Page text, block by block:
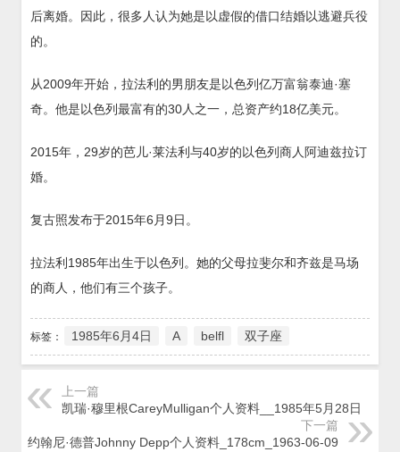
后离婚。因此，很多人认为她是以虚假的借口结婚以逃避兵役
的。
从2009年开始，拉法利的男朋友是以色列亿万富翁泰迪·塞
奇。他是以色列最富有的30人之一，总资产约18亿美元。
2015年，29岁的芭儿·莱法利与40岁的以色列商人阿迪兹拉订
婚。
复古照发布于2015年6月9日。
拉法利1985年出生于以色列。她的父母拉斐尔和齐兹是马场
的商人，他们有三个孩子。
标签： 1985年6月4日 A belfl 双子座
上一篇
凯瑞·穆里根CareyMulligan个人资料__1985年5月28日
下一篇
约翰尼·德普Johnny Depp个人资料_178cm_1963-06-09